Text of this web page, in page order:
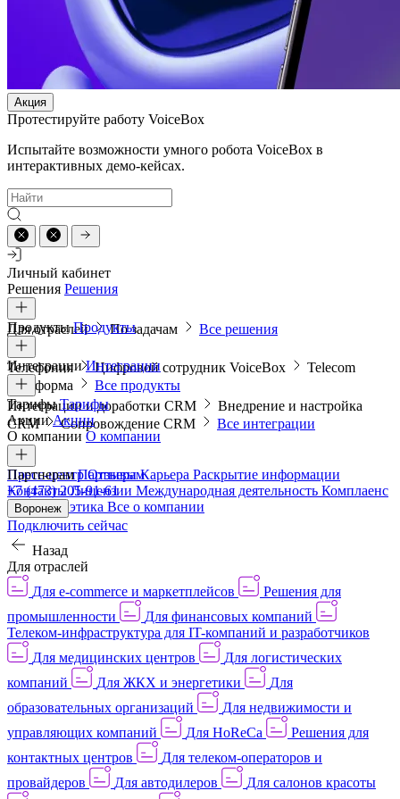
Акция
Протестируйте работу VoiceBox
Испытайте возможности умного робота VoiceBox в
интерактивных демо-кейсах.
Личный кабинет
Решения Решения
Для отраслей По задачам Все решения
ПродуктыПродукты
Телефония Цифровой сотрудник VoiceBox
Telecom
платформа
Все продукты
ИнтеграцииИнтеграции
Интеграции и доработки CRM
Внедрение и настройка
CRM
Сопровождение CRM Все интеграции
ТарифыТарифы
АкцииАкции
О компании О компании
Пресс-центрОтзывыКарьера Раскрытие информации
КонтактыЛицензии Международная деятельность Комплаенс
и деловая этика Все о компании
ПартнерамПартнерам
+7 (473) 205-91-61
Воронеж
Подключить сейчас
Назад
Для отраслей
Для e-commerce и маркетплейсов
Решения для
промышленности
Для финансовых компаний
Телеком-инфраструктура для IT-компаний и разработчиков
Для медицинских центров
Для логистических
компаний
Для ЖКХ и энергетики
Для
образовательных организаций
Для недвижимости и
управляющих компаний
Для HoReCa
Решения для
контактных центров
Для телеком-операторов и
провайдеров
Для автодилеров
Для салонов красоты